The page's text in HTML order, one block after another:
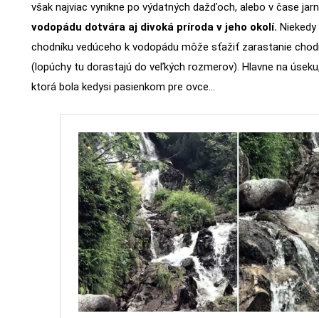
však najviac vynikne po výdatných dažďoch, alebo v čase
vodopádu dotvára aj divoká príroda v jeho okolí.
chodníku vedúceho k vodopádu môže sťažiť zarastanie
(lopúchy tu dorastajú do veľkých rozmerov). Hlavne na
ktorá bola kedysi pasienkom pre ovce…